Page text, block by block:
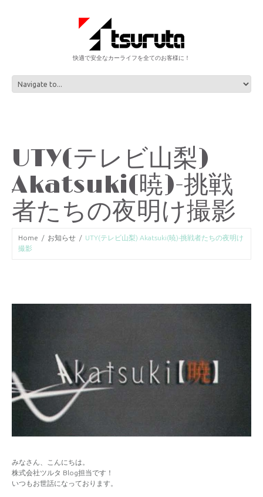
快適で安全なカーライフを全てのお客様に！
UTY(テレビ山梨)
Akatsuki(暁)-挑戦
者たちの夜明け撮影
Home お知らせ
UTY(テレビ山梨) Akatsuki(暁)-挑戦者たちの夜明け
撮影
みなさん、こんにちは。
株式会社ツルタ Blog担当です！
いつもお世話になっております。